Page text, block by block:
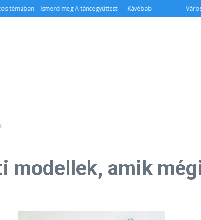
– Ismerd meg A táncegyüttest Kávébab
modellek, amik